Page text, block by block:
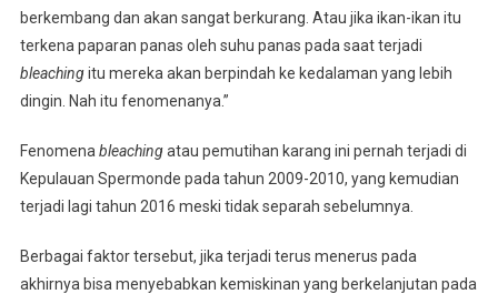
berkembang dan akan sangat berkurang. Atau jika ikan-ikan itu
terkena paparan panas oleh suhu panas pada saat terjadi
bleachingitu mereka akan berpindah ke kedalaman yang lebih
dingin. Nah itu fenomenanya.”
Fenomena bleachingatau pemutihan karang ini pernah terjadi di
Kepulauan Spermonde pada tahun 2009-2010, yang kemudian
terjadi lagi tahun 2016 meski tidak separah sebelumnya.
Berbagai faktor tersebut, jika terjadi terus menerus pada
akhirnya bisa menyebabkan kemiskinan yang berkelanjutan pada